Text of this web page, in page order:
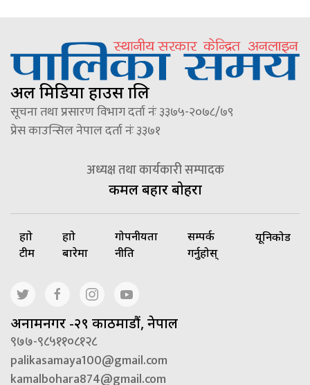
अल मिडिया हाउस प्रालि
सूचना तथा प्रसारण विभाग दर्ता नंः ३३७५-२०७८/७९
प्रेस काउन्सिल नेपाल दर्ता नंः ३३७१
अध्यक्ष तथा कार्यकारी सम्पादक
कमल बहादुर बोहरा
हाम्रो
टीम
हाम्रो
बारेमा
गोपनीयता
नीति
सम्पर्क
गर्नुहोस्
यूनिकोड
अनामनगर -२९ काठमाडौं, नेपाल
९७७-९८५११०८१२८
palikasamaya100@gmail.com
kamalbohara874@gmail.com